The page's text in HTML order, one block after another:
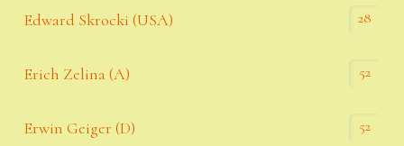
Edward Skrocki (USA) 28
Erich Zelina (A) 52
Erwin Geiger (D) 52